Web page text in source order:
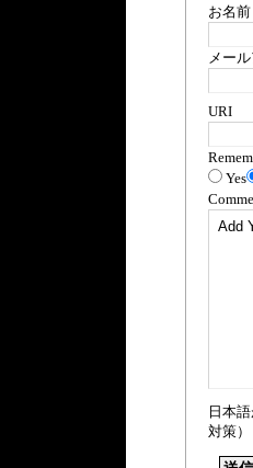
お名
メー
URI
Yes
日本
対策）